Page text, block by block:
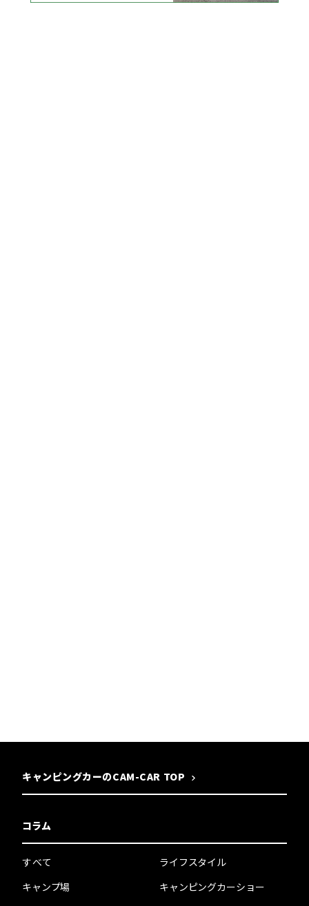
キャンピングカーのCAM-CAR TOP
コラム
すべて
キャンプ場
ライフスタイル
キャンピングカーショー